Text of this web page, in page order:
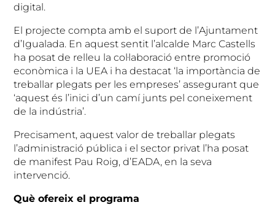
digital.
El projecte compta amb el suport de l’Ajuntament
d’Igualada. En aquest sentit l’alcalde Marc Castells
ha posat de relleu la col·laboració entre promoció
econòmica i la UEA i ha destacat ‘la importància de
treballar plegats per les empreses’ assegurant que
‘aquest és l’inici d’un camí junts pel coneixement
de la indústria’.
Precisament, aquest valor de treballar plegats
l’administració pública i el sector privat l’ha posat
de manifest Pau Roig, d’EADA, en la seva
intervenció.
Què ofereix el programa